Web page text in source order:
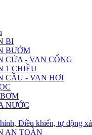
BI
BƯỚM
CỬA - VAN CỔNG
1 CHIỀU
CẦU - VAN HƠI
NƯỚC
Điều khiển, tự động xả
AN TOÀN